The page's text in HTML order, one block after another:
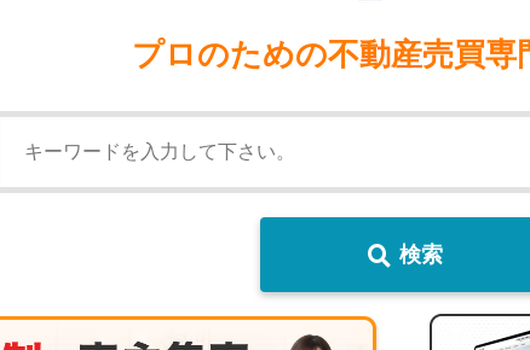
プロのための不動産売買専
検索